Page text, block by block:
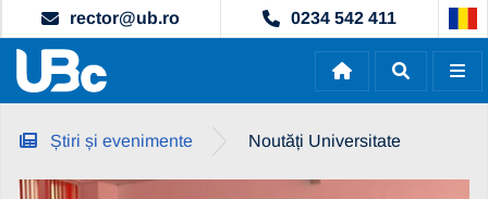
rector@ub.ro 0234 542 411
Știri și evenimente Noutăți Universitate